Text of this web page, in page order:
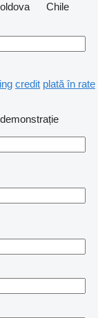
Chile
credit plată în rate
demonstrație